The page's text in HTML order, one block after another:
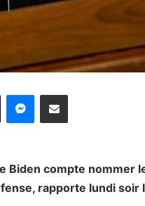
Biden compte nommer
rapporte lundi soir